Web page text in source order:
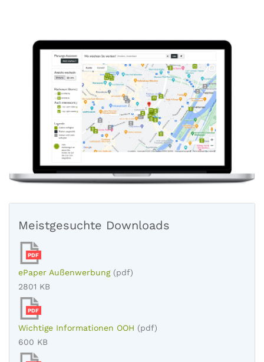
Meistgesuchte Downloads
PDF
ePaper Außenwerbung (pdf)
2801 KB
PDF
Wichtige Informationen OOH (pdf)
600 KB